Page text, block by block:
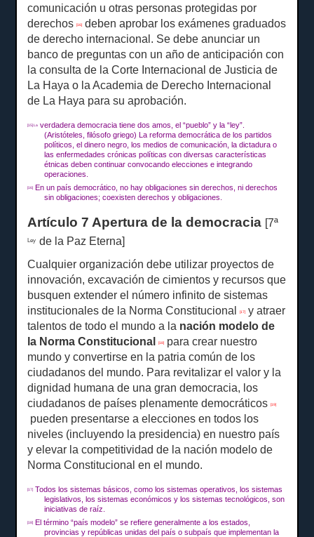
comunicación u otras personas protegidas por
derechos[16]
deben aprobar los exámenes graduados
de derecho internacional. Se debe anunciar un
banco de preguntas con un año de anticipación con
la consulta de la Corte Internacional de Justicia de
La Haya o la Academia de Derecho Internacional
de La Haya para su aprobación.
[15] La verdadera democracia tiene dos amos, el “pueblo” y la “ley”.
(Aristóteles, filósofo griego) La reforma democrática de los partidos
políticos, el dinero negro, los medios de comunicación, la dictadura o
las enfermedades crónicas políticas con diversas características
étnicas deben continuar convocando elecciones e integrando
operaciones.
[16]
En un país democrático, no hay obligaciones sin derechos, ni derechos
sin obligaciones;coexisten derechos y obligaciones.
Artículo 7 Apertura de la democracia [7ª
Ley
de la Paz Eterna]
Cualquier organización debe utilizar proyectos de
innovación, excavación de cimientos y recursos que
busquen extender el número infinito de sistemas
institucionales de la Norma Constitucional[17]
y atraer
talentos de todo el mundo a la nación modelo de
la Norma Constitucional[18]
para crear nuestro
mundo y convertirse en la patria común de los
ciudadanos del mundo. Para revitalizar el valor y la
dignidad humana de una gran democracia, los
ciudadanos de países plenamente democráticos[19]
pueden presentarse a elecciones en todos los
niveles (incluyendo la presidencia) en nuestro país
y elevar la competitividad de la nación modelo de
Norma Constitucional en el mundo.
[17]
Todos los sistemas básicos, como los sistemas operativos, los sistemas
legislativos, los sistemas económicos y los sistemas tecnológicos, son
iniciativas de raíz.
[18]
El término “país modelo” se refiere generalmente a los estados,
provincias y repúblicas unidas del país o subpaís que implementan la